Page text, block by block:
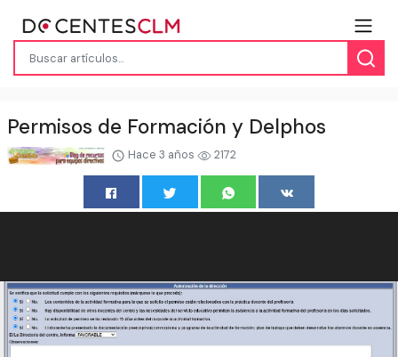
Permisos de Formación y Delphos
Hace 3 años 2172